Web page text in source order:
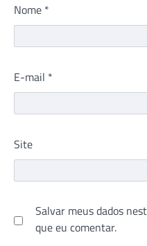
Nome *
E-mail *
Site
Salvar meus dados
que eu comentar.